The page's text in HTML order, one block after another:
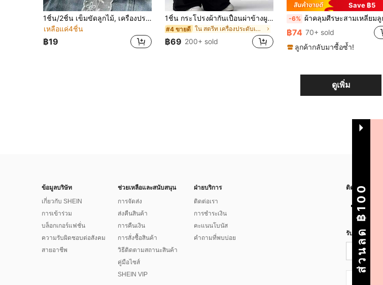
1ชิ้น/2ชิ้น เข็มขัดลูกไม้, เครื่องประดับเดนิมอเนกประสงค์, สามารถใช้เป็นผ้าพันคอหรือเข็มขัด, ผ้าพันคอเอวลูกไม้ยาวแฟชั่น, ผ้าพันคอขอบลูกไม้ลายดอกไม้, ผ้าพันคอคาดผมลูกไม้, ผ้าพันคอคอ, ผ้าพันคอลูกไม้ปักน้ำหนักเบา, ของตกแต่งเอวลูกไม้หรูหรา, เครื่องประดับสำหรับผู้หญิง
เหลือแค่4ชิ้น
฿19
1ชิ้น กระโปรงผ้ากันเปื้อนผ่าข้างผูกเชือกแต่งลูกไม้ไม่สมมาตรทันสมัยอเนกประสงค์, เหมาะสำหรับใส่กับกางเกงหรือกระโปรง
#4 ขายดี ใน สตรีท เครื่องประดับเข็มขัดและเข็มขัดผู้หญิง
฿69 200+ sold
Save ฿5
-6% ผ้าคลุมศีรษะสามเหลี่ยมลูกไม้พร้อมเข็มขัดคาดเอว, ผ้าคลุมศีรษะลูกไม้สไตล์ชนบทหวานเข้าชุดกับเข็มขัดคาดเ
฿74 70+ sold
ลูกค้ากลับมาซื้อซ้ำ!
ดูเพิ่ม
ข้อมูลบริษัท
เกี่ยวกับ SHEIN
การเข้าร่วม
บล็อกเกอร์แฟชั่น
ความรับผิดชอบต่อสังคม
สายอาชีพ
ช่วยเหลือและสนับสนุน
การจัดส่ง
ส่งคืนสินค้า
การคืนเงิน
การสั่งซื้อสินค้า
วิธีติดตามสถานะสินค้า
คู่มือไซส์
SHEIN VIP
ฝ่ายบริการ
ติดต่อเรา
การชำระเงิน
คะแนนโบนัส
คำถามที่พบบ่อย
ติดตามเรา
รับข่าวสาร
ส่วนลด ฿100